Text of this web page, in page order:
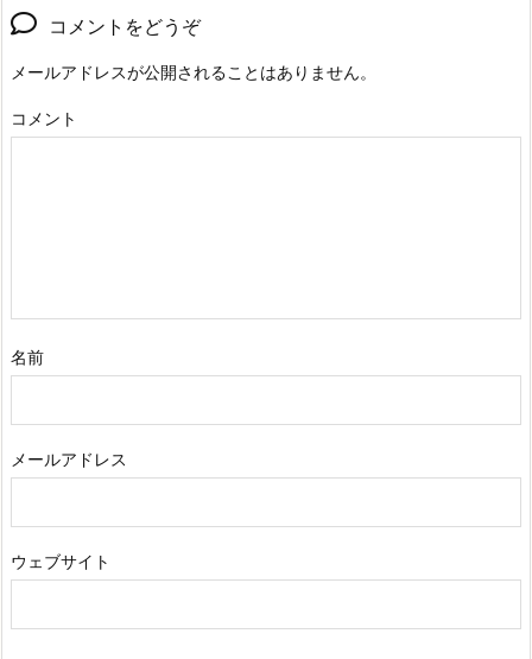
コメントをどうぞ
メールアドレスが公開されることはありません。
コメント
名前
メールアドレス
ウェブサイト